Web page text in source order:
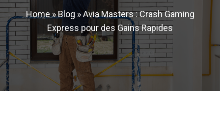
Home»Blog »Avia Masters : Crash Gaming
Express pour des Gains Rapides